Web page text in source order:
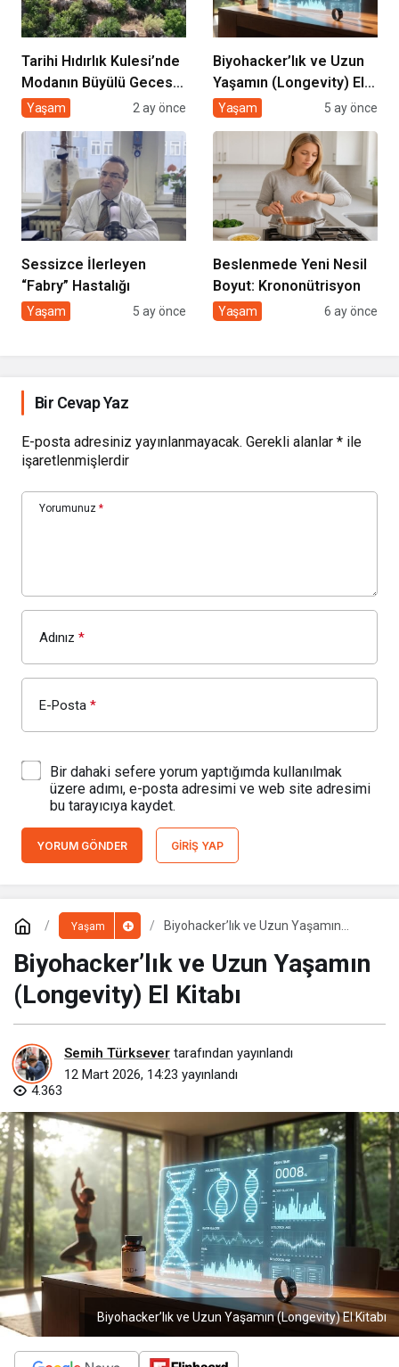
Tarihi Hıdırlık Kulesi’nde
Modanın Büyülü Gecesi:
Cihan Nacar Defilesi
Yaşam 2 ay önce
Biyohacker’lık ve Uzun
Yaşamın (Longevity) El
Kitabı
Yaşam 5 ay önce
Sessizce İlerleyen
“Fabry” Hastalığı
Yaşam 5 ay önce
Beslenmede Yeni Nesil
Boyut: Krononütrisyon
Yaşam 6 ay önce
Bir Cevap Yaz
E-posta adresiniz yayınlanmayacak. Gerekli alanlar * ile
işaretlenmişlerdir
Yorumunuz *
Adınız *
E-Posta *
Bir dahaki sefere yorum yaptığımda kullanılmak
üzere adımı, e-posta adresimi ve web site adresimi
bu tarayıcıya kaydet.
YORUM GÖNDER GIRIŞ YAP
Yaşam
Biyohacker’lık ve Uzun Yaşamın
Biyohacker’lık ve Uzun Yaşamın
(Longevity) El Kitabı
Semih Türksever tarafından yayınlandı
12 Mart 2026, 14:23 yayınlandı
4.363
Biyohacker’lık ve Uzun Yaşamın (Longevity) El Kitabı